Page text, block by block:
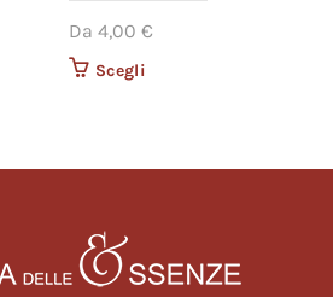
Da 4,00 €
Scegli